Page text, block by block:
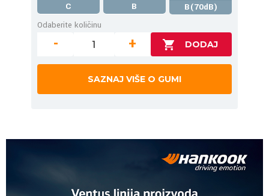
C B
B(70dB)
Odaberite količinu
- +
SAZNAJ VIŠE O GUMI